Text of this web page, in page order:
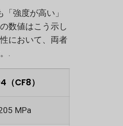
強度が高い」
数値はこう示し
において、両者
.
（CF8）
MPa